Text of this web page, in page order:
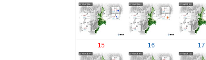
15 16 17